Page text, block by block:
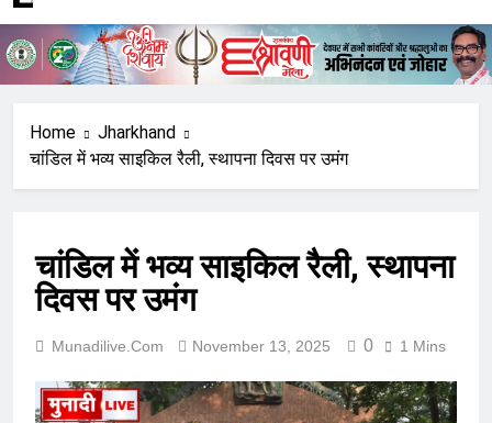
Home
Jharkhand
चांडिल में भव्य साइकिल रैली, स्थापना दिवस पर उमंग
चांडिल में भव्य साइकिल रैली, स्थापना
दिवस पर उमंग
Munadilive.com November 13, 2025 0 1 Mins